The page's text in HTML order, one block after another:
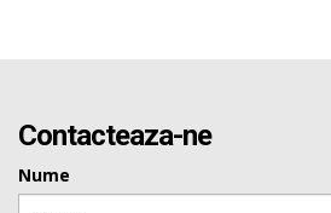
Contacteaza-ne
Nume